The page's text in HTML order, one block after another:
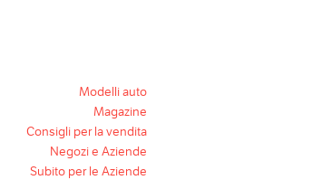
Modelli auto
Magazine
Consigli per la vendita
Negozi e Aziende
Subito per le Aziende